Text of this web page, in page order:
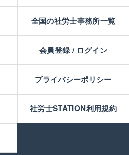
全国の社労士事務所一覧
会員登録 / ログイン
プライバシーポリシー
社労士STATION利用規約